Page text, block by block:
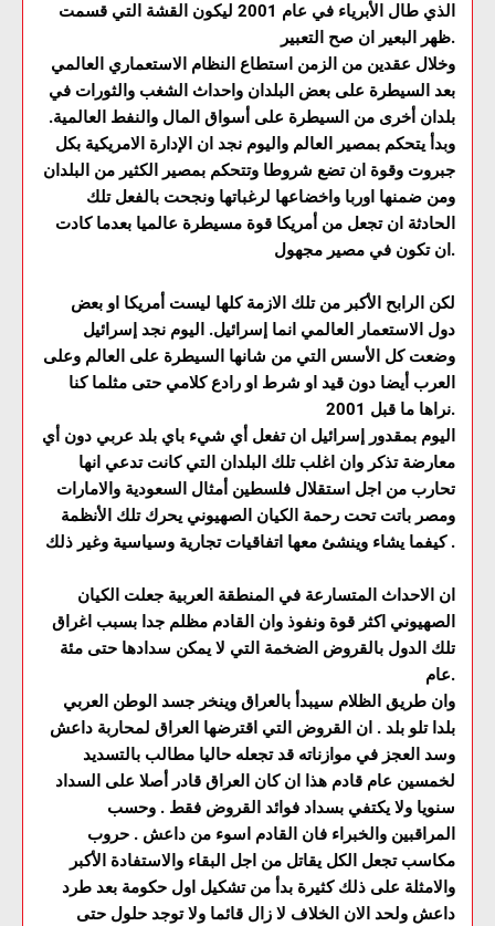
الذي طال الأبرياء في عام 2001 ليكون القشة التي قسمت
ظهر البعير ان صح التعبير.
وخلال عقدين من الزمن استطاع النظام الاستعماري العالمي
بعد السيطرة على بعض البلدان واحداث الشغب والثورات في
بلدان أخرى من السيطرة على أسواق المال والنفط العالمية.
وبدأ يتحكم بمصير العالم واليوم نجد ان الإدارة الامريكية بكل
جبروت وقوة ان تضع شروطا وتتحكم بمصير الكثير من البلدان
ومن ضمنها اوربا واخضاعها لرغباتها ونجحت بالفعل تلك
الحادثة ان تجعل من أمريكا قوة مسيطرة عالميا بعدما كادت
ان تكون في مصير مجهول.
لكن الرابح الأكبر من تلك الازمة كلها ليست أمريكا او بعض
دول الاستعمار العالمي انما إسرائيل. اليوم نجد إسرائيل
وضعت كل الأسس التي من شانها السيطرة على العالم وعلى
العرب أيضا دون قيد او شرط او رادع كلامي حتى مثلما كنا
نراها ما قبل 2001.
اليوم بمقدور إسرائيل ان تفعل أي شيء باي بلد عربي دون أي
معارضة تذكر وان اغلب تلك البلدان التي كانت تدعي انها
تحارب من اجل استقلال فلسطين أمثال السعودية والامارات
ومصر باتت تحت رحمة الكيان الصهيوني يحرك تلك الأنظمة
كيفما يشاء وينشئ معها اتفاقيات تجارية وسياسية وغير ذلك .
ان الاحداث المتسارعة في المنطقة العربية جعلت الكيان
الصهيوني اكثر قوة ونفوذ وان القادم مظلم جدا بسبب اغراق
تلك الدول بالقروض الضخمة التي لا يمكن سدادها حتى مئة
عام.
وان طريق الظلام سيبدأ بالعراق وينخر جسد الوطن العربي
بلدا تلو بلد . ان القروض التي اقترضها العراق لمحاربة داعش
وسد العجز في موازناته قد تجعله حاليا مطالب بالتسديد
لخمسين عام قادم هذا ان كان العراق قادر أصلا على السداد
سنويا ولا يكتفي بسداد فوائد القروض فقط . وحسب
المراقبين والخبراء فان القادم اسوء من داعش . حروب
مكاسب تجعل الكل يقاتل من اجل البقاء والاستفادة الأكبر
والامثلة على ذلك كثيرة بدأ من تشكيل اول حكومة بعد طرد
داعش ولحد الان الخلاف لا زال قائما ولا توجد حلول حتى